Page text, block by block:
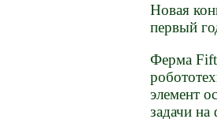
Новая
первый
Ферма
элемент
задачи